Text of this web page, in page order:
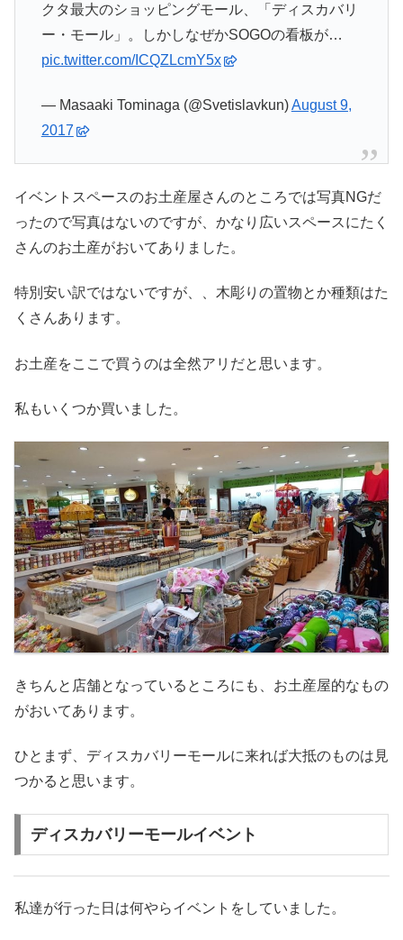
クタ最大のショッピングモール、「ディスカバリ
ー・モール」。しかしなぜかSOGOの看板が…
pic.twitter.com/ICQZLcmY5x
— Masaaki Tominaga (@Svetislavkun)August 9,
2017
イベントスペースのお土産屋さんのところでは写真NGだ
ったので写真はないのですが、かなり広いスペースにたく
さんのお土産がおいてありました。
特別安い訳ではないですが、、木彫りの置物とか種類はた
くさんあります。
お土産をここで買うのは全然アリだと思います。
私もいくつか買いました。
きちんと店舗となっているところにも、お土産屋的なもの
がおいてあります。
ひとまず、ディスカバリーモールに来れば大抵のものは見
つかると思います。
ディスカバリーモールイベント
私達が行った日は何やらイベントをしていました。